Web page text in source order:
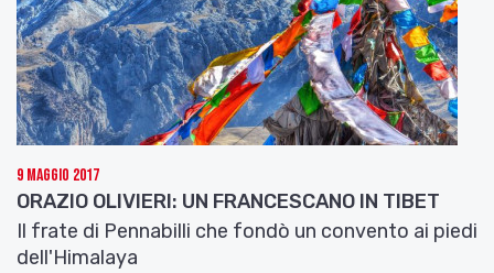
9 Maggio 2017
ORAZIO OLIVIERI: UN FRANCESCANO IN TIBET
Il frate di Pennabilli che fondò un convento ai piedi
dell'Himalaya